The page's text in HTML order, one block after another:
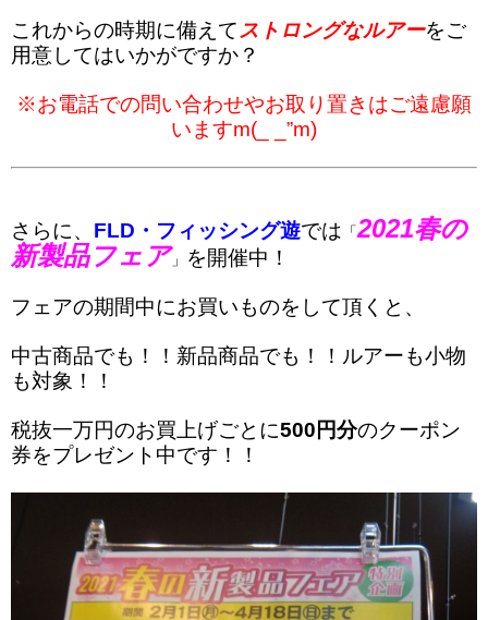
これからの時期に備えてストロングなルアーをご
用意してはいかがですか？
※お電話での問い合わせやお取り置きはご遠慮願
いますm(_ _”m)
さらに、 FLD・フィッシング遊では 「2021春の
新製品フェア 」 を開催中！
フェアの期間中にお買いものをして頂くと、
中古商品でも！！新品商品でも！！ルアーも小物
も対象！！
税抜一万円のお買上げごとに500円分のクーポン
券をプレゼント中です！！